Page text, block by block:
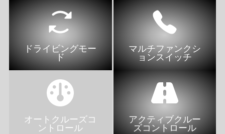
ドライビングモー
ド
マルチファンクシ
ョンスイッチ
オートクルーズコ
ントロール
アクティブクルー
ズコントロール